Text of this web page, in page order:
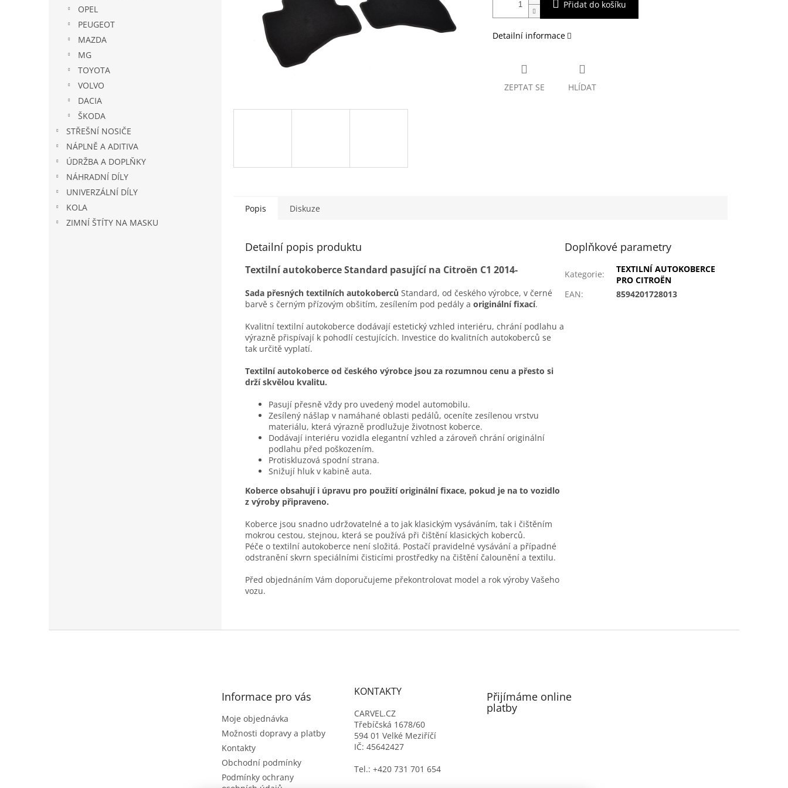
OPEL
PEUGEOT
MAZDA
MG
TOYOTA
VOLVO
DACIA
ŠKODA
STŘEŠNÍ NOSIČE
NÁPLNĚ A ADITIVA
ÚDRŽBA A DOPLŇKY
NÁHRADNÍ DÍLY
UNIVERZÁLNÍ DÍLY
KOLA
ZIMNÍ ŠTÍTY NA MASKU
Přidat do košíku
Detailní informace
ZEPTAT SE HLÍDAT
Popis Diskuze
Detailní popis produktu
Textilní autokoberce Standard pasující na Citroën C1 2014-
Sada přesných textilních autokoberců Standard, od českého výrobce, v černé
barvě s černým přízovým obšitím, zesílením pod pedály a originální fixací.
Kvalitní textilní autokoberce dodávají estetický vzhled interiéru, chrání podlahu a
výrazně přispívají k pohodlí cestujících. Investice do kvalitních autokoberců se
tak určitě vyplatí.
Textilní autokoberce od českého výrobce jsou za rozumnou cenu a přesto si
drží skvělou kvalitu.
Pasují přesně vždy pro uvedený model automobilu.
Zesílený nášlap v namáhané oblasti pedálů, oceníte zesílenou vrstvu
materiálu, která výrazně prodlužuje životnost koberce.
Dodávají interiéru vozidla elegantní vzhled a zároveň chrání originální
podlahu před poškozením.
Protiskluzová spodní strana.
Snižují hluk v kabině auta.
Koberce obsahují i úpravu pro použití originální fixace, pokud je na to vozidlo
z výroby připraveno.
Koberce jsou snadno udržovatelné a to jak klasickým vysáváním, tak i čištěním
mokrou cestou, stejnou, která se používá při čištění klasických koberců.
Péče o textilní autokoberce není složitá. Postačí pravidelné vysávání a případné
odstranění skvrn speciálními čisticími prostředky na čištění čalounění a textilu.
Před objednáním Vám doporučujeme překontrolovat model a rok výroby Vašeho
vozu.
Doplňkové parametry
Kategorie:
TEXTILNÍ AUTOKOBERCE
PRO CITROËN
EAN: 8594201728013
Informace pro vás
Moje objednávka
Možnosti dopravy a platby
Kontakty
Obchodní podmínky
Podmínky ochrany
KONTAKTY
CARVEL.CZ
Třebíčská 1678/60
594 01 Velké Meziříčí
IČ: 45642427
Tel.: +420 731 701 654
Přijímáme online
platby